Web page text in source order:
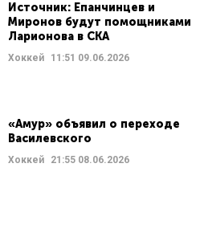
Источник: Епанчинцев и
Миронов будут помощниками
Ларионова в СКА
Хоккей 11:51 09.06.2026
«Амур» объявил о переходе
Василевского
Хоккей 21:5508.06.2026